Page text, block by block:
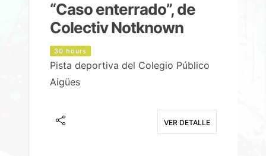
“Caso enterrado”, de
Colectiv Notknown
30 hours
Pista deportiva del Colegio Público
Aigües
VER DETALLE